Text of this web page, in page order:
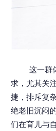
这一群
求，尤其关
捷，排斥复
绝老旧沉闷
们在育儿与